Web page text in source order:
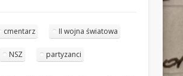
cmentarz II wojna światowa
NSZ partyzanci